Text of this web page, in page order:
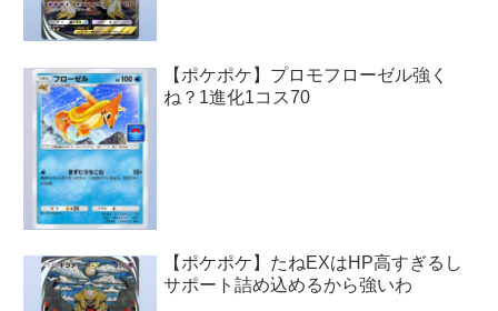
【ポケポケ】プロモフローゼル強く
ね？1進化1コス70
【ポケポケ】たねEXはHP高すぎるし
サポート詰め込めるから強いわ